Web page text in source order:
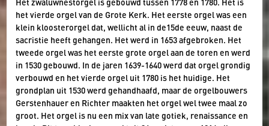
Het zwaluwnestorgel is gebouwd tussen 1778 en 1780. Het is
het vierde orgel van de Grote Kerk. Het eerste orgel was een
klein kloosterorgel dat, wellicht al in de15de eeuw, naast de
sacristie heeft gehangen. Het werd in 1653 afgebroken. Het
tweede orgel was het eerste grote orgel aan de toren en werd
in 1530 gebouwd. In de jaren 1639-1640 werd dat orgel grondig
verbouwd en het vierde orgel uit 1780 is het huidige. Het
grondplan uit 1530 werd gehandhaafd, maar de orgelbouwers
Gerstenhauer en Richter maakten het orgel wel twee maal zo
groot. Het orgel is nu een mix van late gotiek, renaissance en